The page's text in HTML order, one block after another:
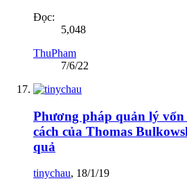
Đọc:
5,048
ThuPham
7/6/22
Phương pháp quản lý
cách của Thomas
quả
tinychau, 18/1/19